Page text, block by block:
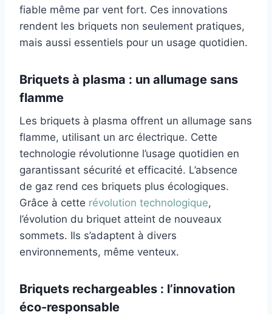
fiable même par vent fort. Ces innovations
rendent les briquets non seulement pratiques,
mais aussi essentiels pour un usage quotidien.
Briquets à plasma : un allumage sans
flamme
Les briquets à plasma offrent un allumage sans
flamme, utilisant un arc électrique. Cette
technologie révolutionne l’usage quotidien en
garantissant sécurité et efficacité. L’absence
de gaz rend ces briquets plus écologiques.
Grâce à cette révolution technologique,
l’évolution du briquet atteint de nouveaux
sommets. Ils s’adaptent à divers
environnements, même venteux.
Briquets rechargeables : l’innovation
éco-responsable